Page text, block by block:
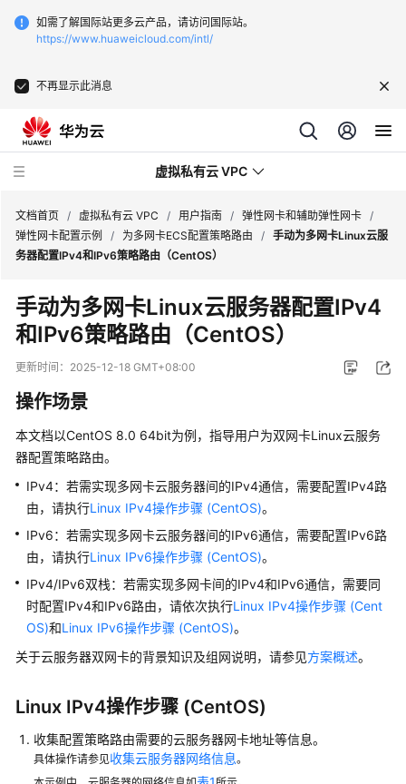
如需了解国际站更多云产品，请访问国际站。
https://www.huaweicloud.com/intl/
不再显示此消息
虚拟私有云 VPC
新
动
态
产
品
介
绍
速
入
门
用
户
指
南
授
予
使
文档首页 / 虚拟私有云 VPC / 用户指南 / 弹性网卡和辅助弹性网卡 /
弹性网卡配置示例
/ 为多网卡ECS配置策略路由 / 手动为多网卡Linux云服
务器配置IPv4和IPv6策略路由（CentOS）
手动为多网卡Linux云服务器配置IPv4
和IPv6策略路由（CentOS）
更新时间： 2025-12-18 GMT+08:00
操作场景
本文档以CentOS 8.0 64bit为例，指导用户为双网卡Linux云服务
器配置策略路由。
IPv4：若需实现多网卡云服务器间的IPv4通信，需要配置IPv4路
由，请执行Linux IPv4操作步骤 (CentOS)。
IPv6：若需实现多网卡云服务器间的IPv6通信，需要配置IPv6路
由，请执行Linux IPv6操作步骤 (CentOS)。
IPv4/IPv6双栈：若需实现多网卡间的IPv4和IPv6通信，需要同
时配置IPv4和IPv6路由，请依次执行Linux IPv4操作步骤 (Cent
OS)和Linux IPv6操作步骤 (CentOS)。
关于云服务器双网卡的背景知识及组网说明，请参见方案概述。
Linux IPv4操作步骤 (CentOS)
收集配置策略路由需要的云服务器网卡地址等信息。
具体操作请参见收集云服务器网络信息。